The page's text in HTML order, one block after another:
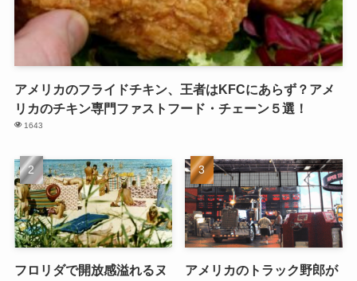
アメリカのフライドチキン、王者はKFCにあらず？アメ
リカのチキン専門ファストフード・チェーン５選！
1643
フロリダで開放感溢れるヌ
アメリカのトラック野郎が